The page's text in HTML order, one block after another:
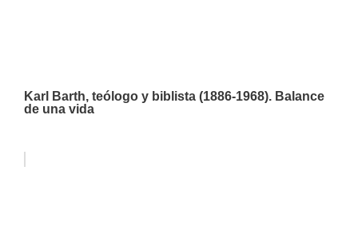
Karl Barth, teólogo y biblista (1886-1968). Balance
de una vida